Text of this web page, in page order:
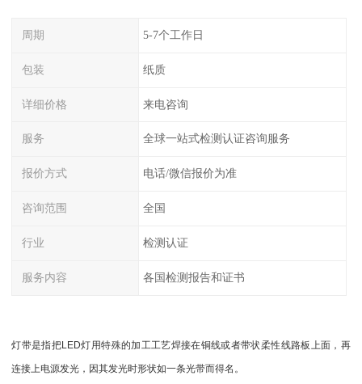
周期 5-7个工作日
包装 纸质
详细价格 来电咨询
服务 全球一站式检测认证咨询服务
报价方式 电话/微信报价为准
咨询范围 全国
行业 检测认证
服务内容 各国检测报告和证书
灯带是指把LED灯用特殊的加工工艺焊接在铜线或者带状柔性线路板上面，再
连接上电源发光，因其发光时形状如一条光带而得名。